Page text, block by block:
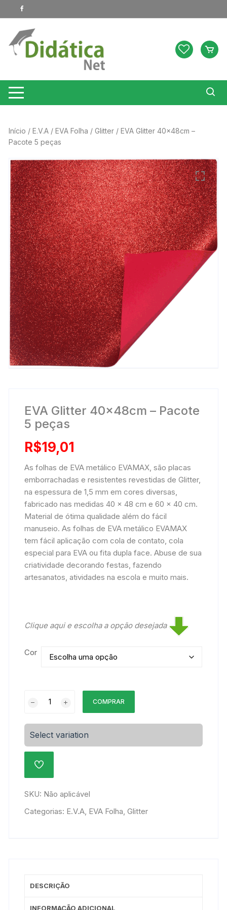
para
conteúdo
Início /E.V.A /EVA Folha /Glitter / EVA Glitter 40x48cm –
Pacote 5 peças
EVA Glitter 40x48cm – Pacote
5 peças
R$19,01
As folhas de EVA metálico EVAMAX, são placas
emborrachadas e resistentes revestidas de Glitter,
na espessura de 1,5 mm em cores diversas,
fabricado nas medidas 40 x 48 cm e 60 x 40 cm.
Material de ótima qualidade além do fácil
manuseio. As folhas de EVA metálico EVAMAX
tem fácil aplicação com cola de contato, cola
especial para EVA ou fita dupla face. Abuse de sua
criatividade decorando festas, fazendo
artesanatos, atividades na escola e muito mais.
Clique aqui e escolha a opção desejada
Cor
Pacote
peças
quantidade
COMPRAR
Select variation
ADICIONAR
DE
DESEJOS
SKU: Não aplicável
Categorias: E.V.A EVA Folha ,Glitter
DESCRIÇÃO
INFORMAÇÃO ADICIONAL